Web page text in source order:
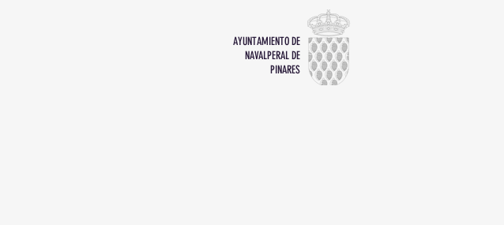
AYUNTAMIENTO DE
NAVALPERAL DE
PINARES